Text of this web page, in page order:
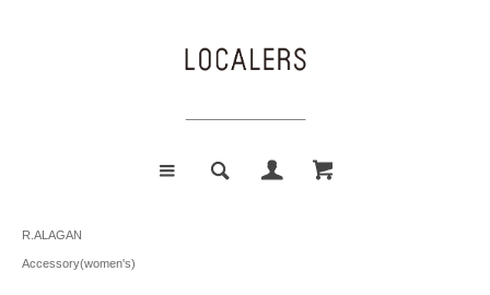
R.ALAGAN
Accessory(women's)